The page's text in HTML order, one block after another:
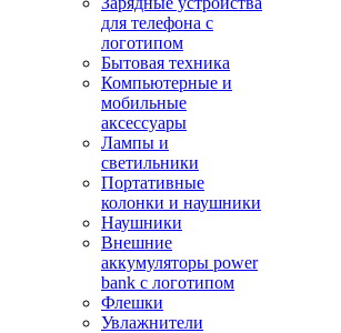
для телефона с
логотипом
Бытовая техника
Компьютерные и
мобильные
аксессуары
Лампы и
светильники
Портативные
колонки и наушники
Наушники
Внешние
аккумуляторы power
bank с логотипом
Флешки
Увлажнители